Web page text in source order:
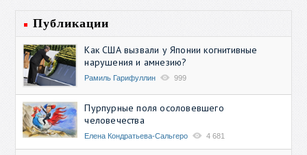
Публикации
Как США вызвали у Японии когнитивные
нарушения и амнезию?
Рамиль Гарифуллин 999
Пурпурные поля осоловевшего
человечества
Елена Кондратьева-Сальгеро 4 681